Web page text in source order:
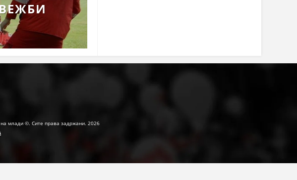
млади ©. Сите права задржани. 2026